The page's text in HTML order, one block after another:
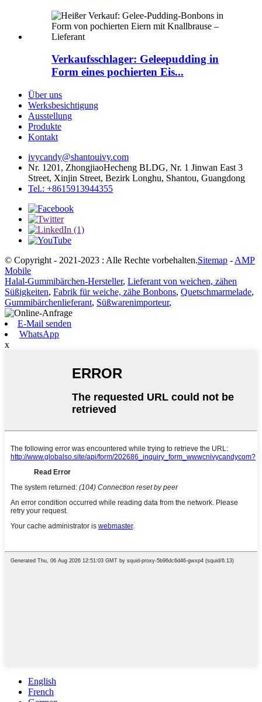
Verkaufsschlager: Geleepudding in
Form eines pochierten Eis...
Über uns
Werksbesichtigung
Ausstellung
Produkte
Kontakt
ivycandy@shantouivy.com
Nr. 1201, ZhongjiaoHecheng BLDG, Nr. 1 Jinwan East 3
Street, Xinjin Street, Bezirk Longhu, Shantou, Guangdong
Tel.: +8615913944355
© Copyright - 2021-2023 : Alle Rechte vorbehalten.Sitemap - AMP
Mobile
Halal-Gummibärchen-Hersteller, Lieferant von weichen, zähen
Süßigkeiten, Fabrik für weiche, zähe Bonbons, Quetschmarmelade,
Gummibärchenlieferant, Süßwarenimporteur,
E-Mail senden
WhatsApp
x
English
French